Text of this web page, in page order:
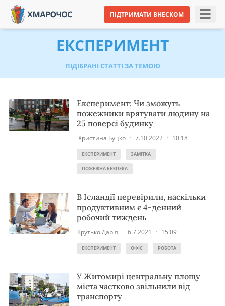
ПІДТРИМАТИ ВНЕСКОМ
ЕКСПЕРИМЕНТ
ПІДІБРАНІ СТАТТІ ЗА ТЕМОЮ
Експеримент: Чи зможуть
пожежники врятувати людину на
25 поверсі будинку
Христина Буцко · 7.10.2022 · 10:18
ЕКСПЕРИМЕНТ ЗАМІТКА
ПОЖЕЖНА БЕЗПЕКА
В Ісландії перевірили, наскільки
продуктивним є 4-денний
робочий тиждень
Крутько Дар'я · 6.7.2021 · 15:09
ЕКСПЕРИМЕНТ ОФІС РОБОТА
У Житомирі центральну площу
міста частково звільнили від
транспорту